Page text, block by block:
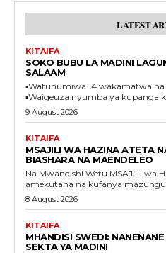
LATEST
KITAIFA
SOKO BUBU LA MADINI
SALAAM
▪️Watuhumiwa 14 wakamatwa
9 August 2026
KITAIFA
MSAJILI WA HAZINA ATETA
BIASHARA NA MAENDELEO
Na Mwandishi Wetu MSAJILI wa Hazina, Nehemiah Mchechu,
amekutana na kufanya
8 August 2026
KITAIFA
MHANDISI SWEDI:
SEKTA YA MADINI